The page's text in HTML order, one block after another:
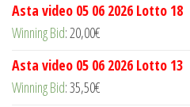
Asta video 05 06 2026 Lotto 18
Winning Bid:20,00€
Asta video 05 06 2026 Lotto 13
Winning Bid:35,50€